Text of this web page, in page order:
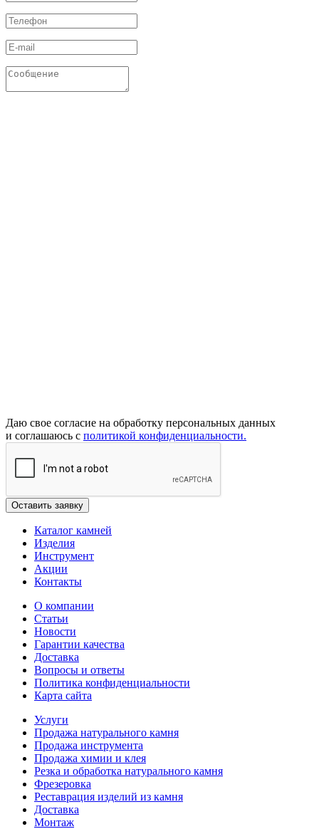
Даю свое согласие на обработку персональных данных
и соглашаюсь с политикой конфиденциальности.
Каталог камней
Изделия
Инструмент
Акции
Контакты
О компании
Статьи
Новости
Гарантии качества
Доставка
Вопросы и ответы
Политика конфиденциальности
Карта сайта
Услуги
Продажа натурального камня
Продажа инструмента
Продажа химии и клея
Резка и обработка натурального камня
Фрезеровка
Реставрация изделий из камня
Доставка
Монтаж